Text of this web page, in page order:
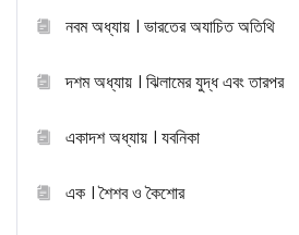
নবম অধ্যায় । ভারতের অযাচিত অতিথি
দশম অধ্যায় । ঝিলামের যুদ্ধ এবং তারপর
একাদশ অধ্যায় । যবনিকা
এক । শৈশব ও কৈশোর